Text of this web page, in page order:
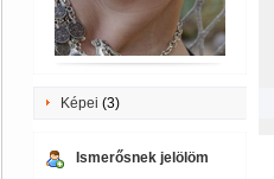
Képei (3)
Ismerősnek jelölöm